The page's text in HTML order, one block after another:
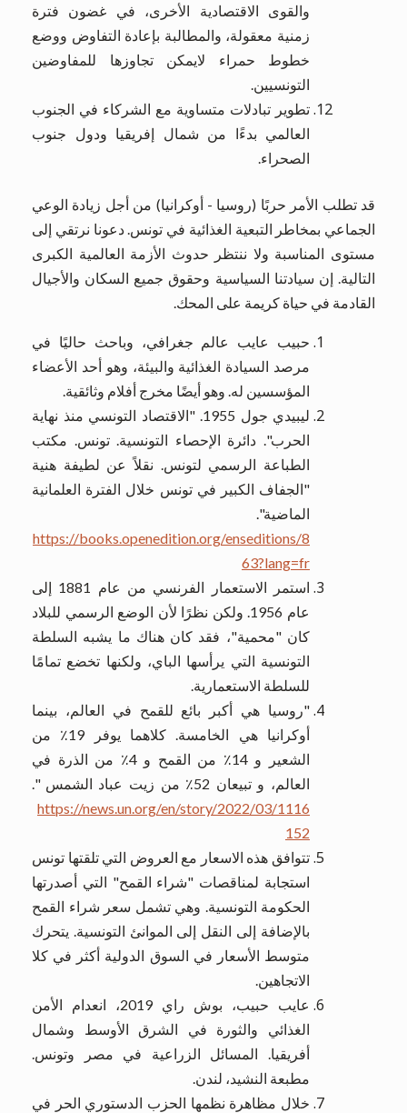
والقوى الاقتصادية الأخرى، في غضون فترة
زمنية معقولة، والمطالبة بإعادة التفاوض ووضع
خطوط حمراء لايمكن تجاوزها للمفاوضين
التونسيين.
تطوير تبادلات متساوية مع الشركاء في الجنوب
العالمي بدءًا من شمال إفريقيا ودول جنوب
الصحراء.
قد تطلب الأمر حربًا (روسيا - أوكرانيا) من أجل زيادة الوعي
الجماعي بمخاطر التبعية الغذائية في تونس. دعونا نرتقي إلى
مستوى المناسبة ولا ننتظر حدوث الأزمة العالمية الكبرى
التالية. إن سيادتنا السياسية وحقوق جميع السكان والأجيال
القادمة في حياة كريمة على المحك.
حبيب عايب عالم جغرافي، وباحث حاليًا في
مرصد السيادة الغذائية والبيئة، وهو أحد الأعضاء
المؤسسين له. وهو أيضًا مخرج أفلام وثائقية.
ليبيدي جول 1955. "الاقتصاد التونسي منذ نهاية
الحرب". دائرة الإحصاء التونسية. تونس. مكتب
الطباعة الرسمي لتونس. نقلاً عن لطيفة هنية
"الجفاف الكبير في تونس خلال الفترة العلمانية
الماضية".
https://books.openedition.org/enseditions/8
63?lang=fr
استمر الاستعمار الفرنسي من عام 1881 إلى
عام 1956. ولكن نظرًا لأن الوضع الرسمي للبلاد
كان "محمية"، فقد كان هناك ما يشبه السلطة
التونسية التي يرأسها الباي، ولكنها تخضع تمامًا
للسلطة الاستعمارية.
"روسيا هي أكبر بائع للقمح في العالم، بينما
أوكرانيا هي الخامسة. كلاهما يوفر 19٪ من
الشعير و 14٪ من القمح و 4٪ من الذرة في
العالم، و تبيعان 52٪ من زيت عباد الشمس ".
https://news.un.org/en/story/2022/03/1116
152
تتوافق هذه الاسعار مع العروض التي تلقتها تونس
استجابة لمناقصات "شراء القمح" التي أصدرتها
الحكومة التونسية. وهي تشمل سعر شراء القمح
بالإضافة إلى النقل إلى الموانئ التونسية. يتحرك
متوسط ​​الأسعار في السوق الدولية أكثر في كلا
الاتجاهين.
عايب حبيب، بوش راي 2019، انعدام الأمن
الغذائي والثورة في الشرق الأوسط وشمال
أفريقيا. المسائل الزراعية في مصر وتونس.
مطبعة النشيد، لندن.
خلال مظاهرة نظمها الحزب الدستوري الحر في